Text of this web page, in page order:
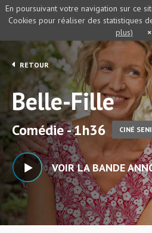
RETOUR
Belle-Fille
Comédie - 1h36 CINÉ
VOIR LA BANDE
En poursuivant votre navigation sur ce
Cookies pour réaliser des statistiques
plus)
×